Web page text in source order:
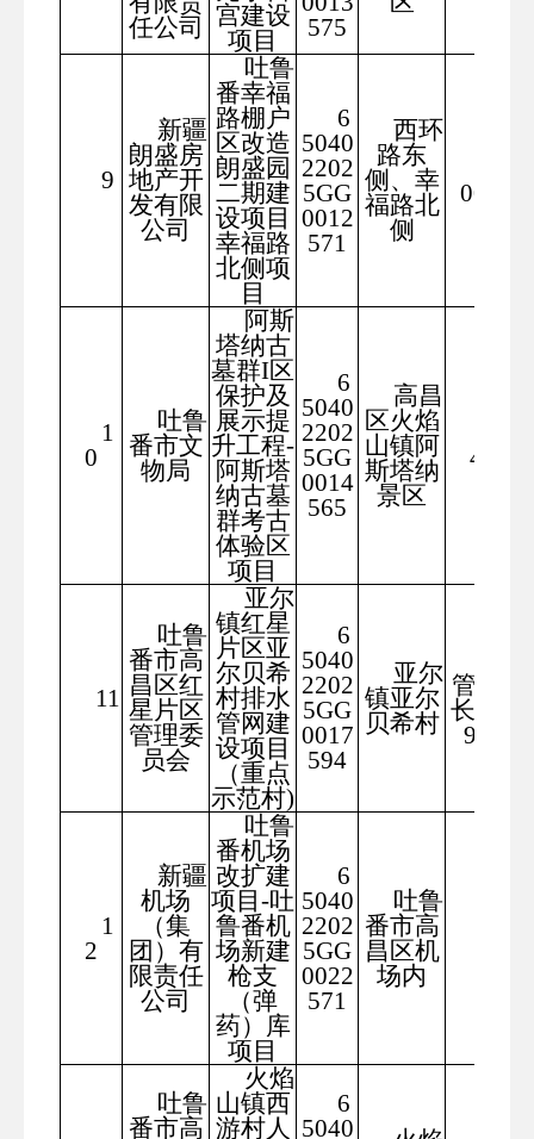
任公司
宫建设
项目
575
9
新疆
朗盛房
地产开
发有限
公司
吐鲁
番幸福
路棚户
区改造
朗盛园
二期建
设项目
幸福路
北侧项
目
6
5040
2202
5GG
0012
571
西环
路东
侧、幸
福路北
侧
00.56
1
0
吐鲁
番市文
物局
阿斯
塔纳古
墓群I区
保护及
展示提
升工程-
阿斯塔
纳古墓
群考古
体验区
项目
6
5040
2202
5GG
0014
565
高昌
区火焰
山镇阿
斯塔纳
景区
402
11
吐鲁
番市高
昌区红
星片区
管理委
员会
亚尔
镇红星
片区亚
尔贝希
村排水
管网建
设项目
（重点
示范村)
6
5040
2202
5GG
0017
594
亚尔
镇亚尔
贝希村
管道总
长度99
98米
1
2
新疆
机场
（集
团）有
限责任
公司
吐鲁
番机场
改扩建
项目-吐
鲁番机
场新建
枪支
（弹
药）库
项目
6
5040
2202
5GG
0022
571
吐鲁
番市高
昌区机
场内
吐鲁
番市高
火焰
山镇西
游村人
6
5040